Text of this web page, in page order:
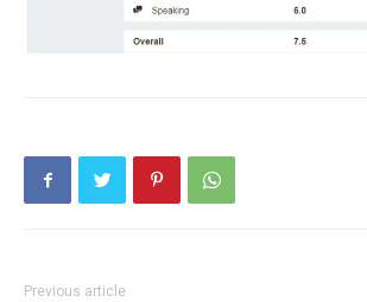
Previous article